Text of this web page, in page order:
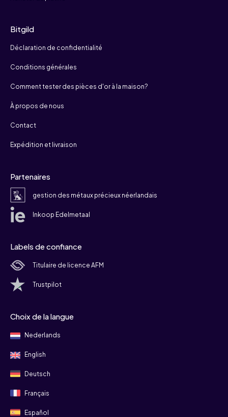
Bitgild
Déclaration de confidentialité
Conditions générales
Comment tester des pièces d'or à la maison?
À propos de nous
Contact
Expédition et livraison
Partenaires
gestion des métaux précieux néerlandais
Inkoop Edelmetaal
Labels de confiance
Titulaire de licence AFM
Trustpilot
Choix de la langue
Nederlands
English
Deutsch
Français
Español